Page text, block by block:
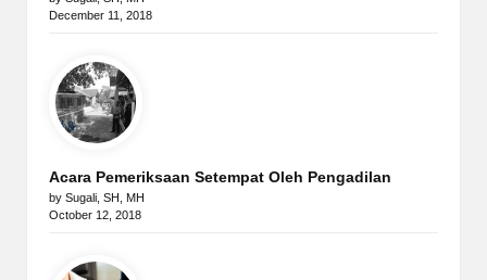
December 11, 2018
Acara Pemeriksaan Setempat Oleh Pengadilan
by Sugali, SH, MH
October 12, 2018